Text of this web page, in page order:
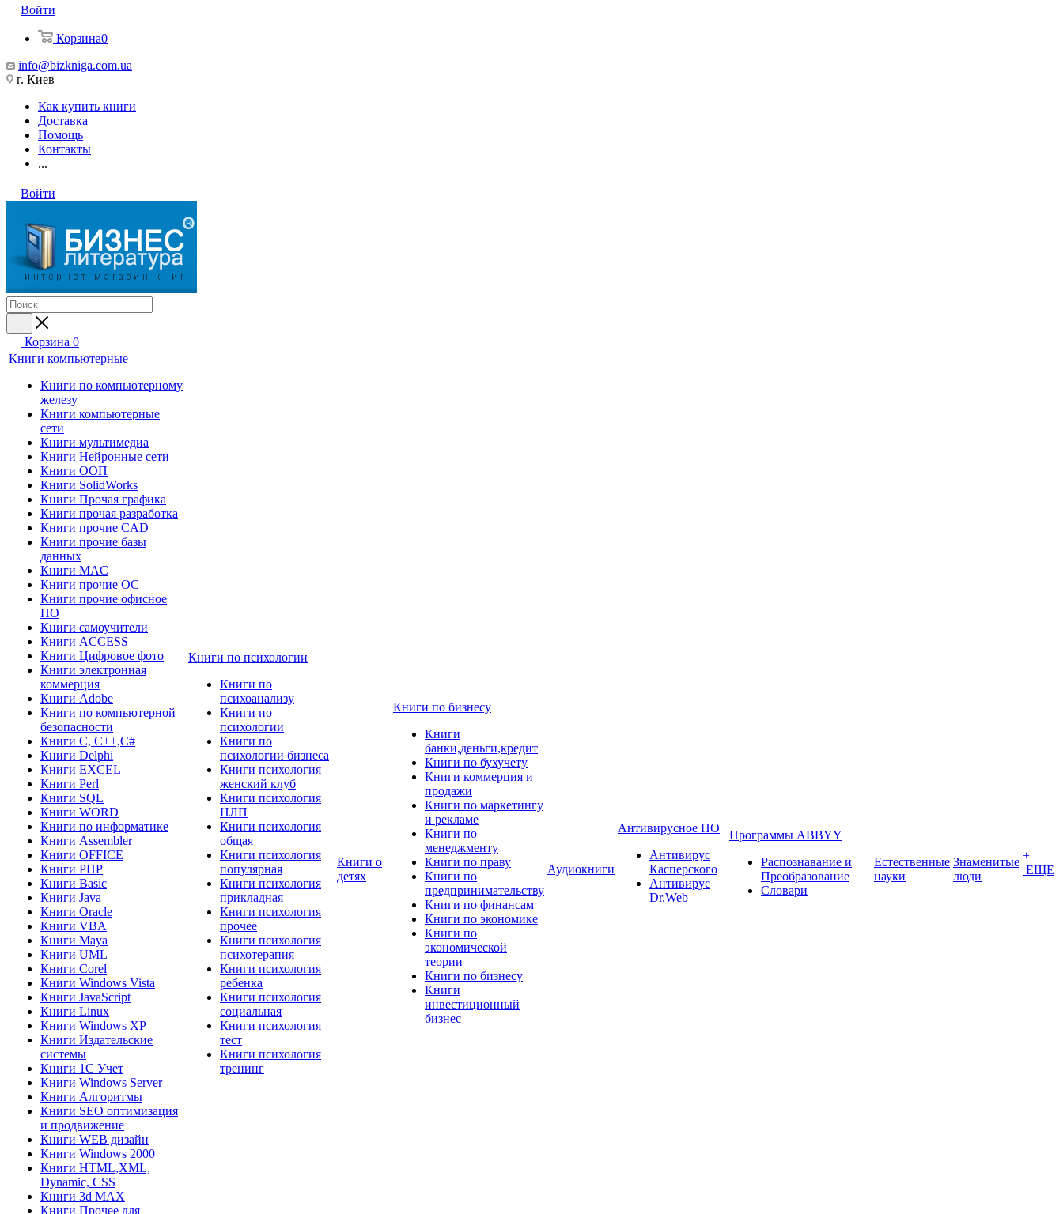
Войти
Корзина0
info@bizkniga.com.ua
г. Киев
Как купить книги
Доставка
Помощь
Контакты
...
Войти
Корзина 0
Книги компьютерные
Книги по компьютерному
железу
Книги компьютерные
сети
Книги мультимедиа
Книги Нейронные сети
Книги ООП
Книги SolidWorks
Книги Прочая графика
Книги прочая разработка
Книги прочие CAD
Книги прочие базы
данных
Книги MAC
Книги прочие ОС
Книги прочие офисное
ПО
Книги самоучители
Книги ACCESS
Книги Цифровое фото
Книги электронная
коммерция
Книги Adobe
Книги по компьютерной
безопасности
Книги C, C++,С#
Книги Delphi
Книги EXCEL
Книги Perl
Книги SQL
Книги WORD
Книги по информатике
Книги Assembler
Книги OFFICE
Книги PHP
Книги Basic
Книги Java
Книги Oracle
Книги VBA
Книги Maya
Книги UML
Книги Corel
Книги Windows Vista
Книги JavaScript
Книги Linux
Книги Windows XP
Книги Издательские
системы
Книги 1C Учет
Книги Windows Server
Книги Алгоритмы
Книги SEO оптимизация
и продвижение
Книги WEB дизайн
Книги Windows 2000
Книги HTML,XML,
Dynamic, CSS
Книги 3d MAX
Книги Прочее для
Книги по психологии
Книги по
психоанализу
Книги по
психологии
Книги по
психологии бизнеса
Книги психология
женский клуб
Книги психология
НЛП
Книги психология
общая
Книги психология
популярная
Книги психология
прикладная
Книги психология
прочее
Книги психология
психотерапия
Книги психология
ребенка
Книги психология
социальная
Книги психология
тест
Книги психология
тренинг
Книги о
детях
Книги по бизнесу
Книги
банки,деньги,кредит
Книги по бухучету
Книги коммерция и
продажи
Книги по маркетингу
и рекламе
Книги по
менеджменту
Книги по праву
Книги по
предпринимательству
Книги по финансам
Книги по экономике
Книги по
экономической
теории
Книги по бизнесу
Книги
инвестиционный
бизнес
Аудиокниги
Антивирусное ПО
Антивирус
Касперского
Антивирус
Dr.Web
Программы ABBYY
Распознавание и
Преобразование
Словари
Естественные
науки
Знаменитые
люди
+
ЕЩЕ